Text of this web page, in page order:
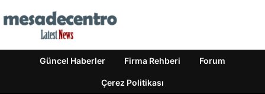
Güncel Haberler Firma Rehberi Forum
Çerez Politikası